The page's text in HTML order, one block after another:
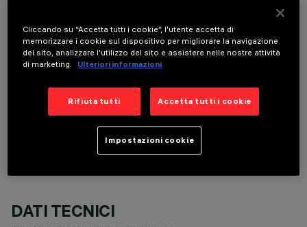
È necessario ordinare uno degli accessori obbligatori per installare e utilizzare correttamente il
prodotto:
COMPONENTI OPZIONALI
DATI TECNICI
Cliccando su “Accetta tutti i cookie”, l'utente accetta di
memorizzare i cookie sul dispositivo per migliorare la navigazione
del sito, analizzare l'utilizzo del sito e assistere nelle nostre attività
di marketing.
Ulteriori informazioni
Rifiuta tutti Accetta tutti i cookie
Impostazioni cookie